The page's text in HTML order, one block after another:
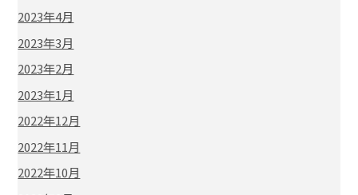
2023年4月
2023年3月
2023年2月
2023年1月
2022年12月
2022年11月
2022年10月